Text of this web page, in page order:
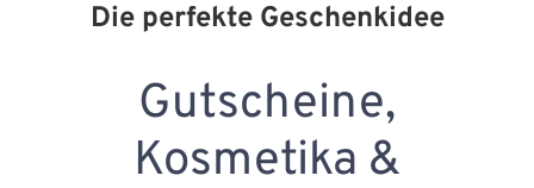
Die perfekte Geschenkidee
Gutscheine,
Kosmetika &